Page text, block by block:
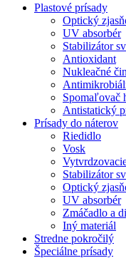
Plastové prísady
Optický
UV absorbér
Stabilizátor
Antioxidant
Nukleačné
Spomaľovač
Antistatický
Prísady do náterov
Riedidlo
Vosk
Stabilizátor
Optický
UV absorbér
Zmáčadlo a
Iný materiál
Stredne pokročilý
Špeciálne prísady